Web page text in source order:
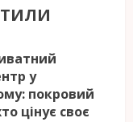
у
покровий
цінує своє